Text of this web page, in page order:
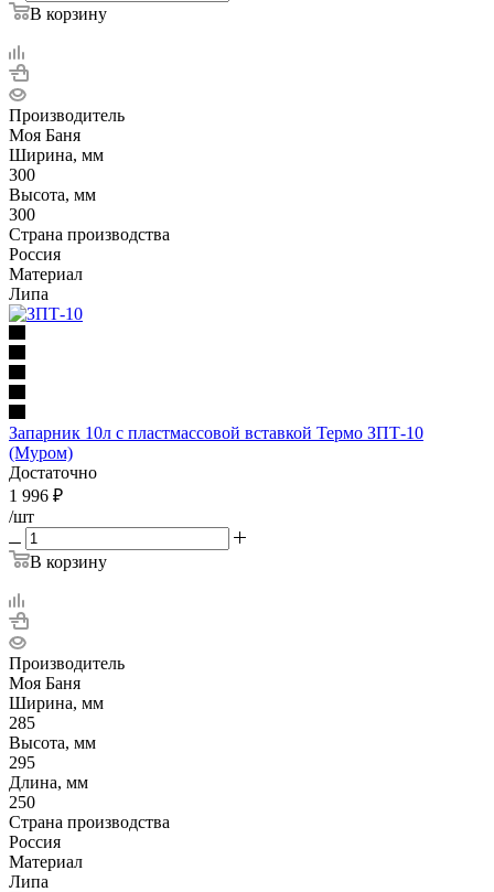
В корзину
Производитель
Моя Баня
Ширина, мм
300
Высота, мм
300
Страна производства
Россия
Материал
Липа
Запарник 10л с пластмассовой вставкой Термо ЗПТ-10
(Муром)
Достаточно
1 996 ₽
/шт
В корзину
Производитель
Моя Баня
Ширина, мм
285
Высота, мм
295
Длина, мм
250
Страна производства
Россия
Материал
Липа